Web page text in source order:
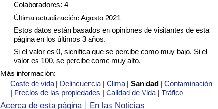
Colaboradores: 4
Última actualización: Agosto 2021
Estos datos están basados en opiniones de visitantes de esta
página en los últimos 3 años.
Si el valor es 0, significa que se percibe como muy bajo. Si el
valor es 100, se percibe como muy alto.
Más información:
Coste de vida | Delincuencia |Clima |Sanidad |Contaminación
| Precios de las propiedades |Calidad de Vida |Tráfico
Acerca de esta página En las Noticias
Contaminación
Índice de Contaminación (Actual)
Índice de contaminación
Índice de Contaminación por País